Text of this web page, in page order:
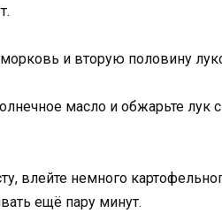
и вторую половину
масло и обжарьте
влейте немного
ещё пару минут.